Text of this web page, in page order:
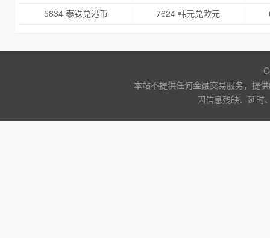
5834 泰铢兑港币
7624 韩元兑欧元
本站不提供任何金融交易服务，提
因信息残缺、延时